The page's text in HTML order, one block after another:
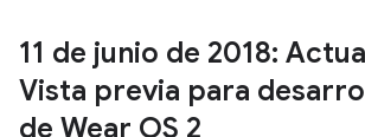
11 de junio de 2018:
Vista previa para
de Wear OS 2